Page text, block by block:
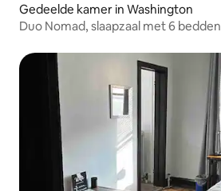
Gedeelde kamer in Washington
Duo Nomad, slaapzaal met 6 bedden